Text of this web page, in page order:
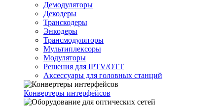
Демодуляторы
Декодеры
Транскодеры
Энкодеры
Трансмодуляторы
Мультиплексоры
Модуляторы
Решения для IPTV/OTT
Аксессуары для головных станций
Конвертеры интерфейсов